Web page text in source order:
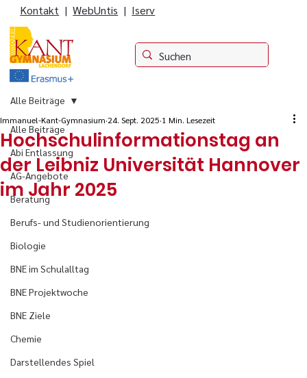
Kontakt |WebUntis | Iserv
Alle Beiträge
Abi Entlassung
AG-Angebote
Beratung
Berufs- und Studienorientierung
Biologie
BNE im Schulalltag
BNE Projektwoche
BNE Ziele
Chemie
Darstellendes Spiel
Alle Beiträge
Hochschulinformationstag an
der Leibniz Universität Hannover
im Jahr 2025
Immanuel-Kant-Gymnasium 24. Sept. 2025 1 Min. Lesezeit